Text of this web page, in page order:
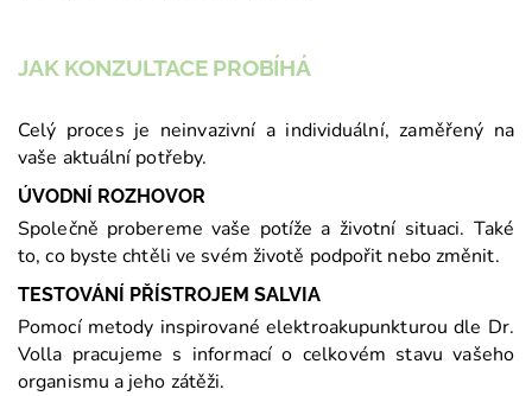
JAK KONZULTACE PROBÍHÁ
Celý proces je neinvazivní a individuální, zaměřený na
vaše aktuální potřeby.
ÚVODNÍ ROZHOVOR
Společně probereme vaše potíže a životní situaci. Také
to, co byste chtěli ve svém životě podpořit nebo změnit.
TESTOVÁNÍ PŘÍSTROJEM SALVIA
Pomocí metody inspirované elektroakupunkturou dle Dr.
Volla pracujeme s informací o celkovém stavu vašeho
organismu a jeho zátěži.